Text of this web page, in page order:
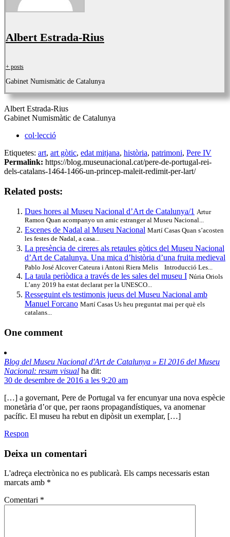
Albert Estrada-Rius
+ posts
Gabinet Numismàtic de Catalunya
Albert Estrada-Rius
Gabinet Numismàtic de Catalunya
col·lecció
Etiquetes: art, art gòtic, edat mitjana, història, patrimoni, Pere IV
Permalink: https://blog.museunacional.cat/pere-de-portugal-rei-
dels-catalans-1464-1466-un-princep-maleit-redimit-per-lart/
Related posts:
Dues hores al Museu Nacional d’Art de Catalunya/1 Artur
Ramon Quan acompanyo un amic estranger al Museu Nacional...
Escenes de Nadal al Museu Nacional Martí Casas Quan s’acosten
les festes de Nadal, a casa...
La presència de cireres als retaules gòtics del Museu Nacional
d’Art de Catalunya. Una mica d’història d’una fruita medieval
Pablo José Alcover Cateura i Antoni Riera Melis Introducció Les...
La taula periòdica a través de les sales del museu I Núria Oriols
L’any 2019 ha estat declarat per la UNESCO...
Resseguint els testimonis jueus del Museu Nacional amb
Manuel Forcano Martí Casas Us heu preguntat mai per què els
catalans...
One comment
Blog del Museu Nacional d'Art de Catalunya » El 2016 del Museu
Nacional: resum visual ha dit:
30 de desembre de 2016 a les 9:20 am
[…] a governant, Pere de Portugal va fer encunyar una nova espècie
monetària d’or que, per raons propagandístiques, va anomenar
pacífic. El museu ha rebut en dipòsit un exemplar, […]
Respon
Deixa un comentari
L'adreça electrònica no es publicarà. Els camps necessaris estan
marcats amb *
Comentari *